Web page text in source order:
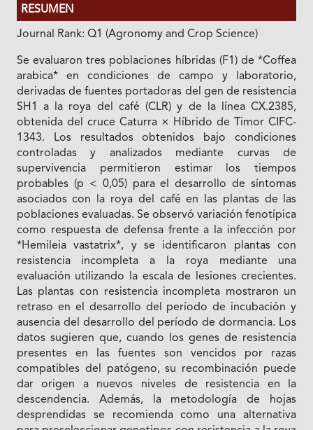
RESUMEN
Journal Rank: Q1 (Agronomy and Crop Science)
Se evaluaron tres poblaciones híbridas (F1) de *Coffea
arabica* en condiciones de campo y laboratorio,
derivadas de fuentes portadoras del gen de resistencia
SH1 a la roya del café (CLR) y de la línea CX.2385,
obtenida del cruce Caturra × Híbrido de Timor CIFC-
1343. Los resultados obtenidos bajo condiciones
controladas y analizados mediante curvas de
supervivencia permitieron estimar los tiempos
probables (p < 0,05) para el desarrollo de síntomas
asociados con la roya del café en las plantas de las
poblaciones evaluadas. Se observó variación fenotípica
como respuesta de defensa frente a la infección por
*Hemileia vastatrix*, y se identificaron plantas con
resistencia incompleta a la roya mediante una
evaluación utilizando la escala de lesiones crecientes.
Las plantas con resistencia incompleta mostraron un
retraso en el desarrollo del período de incubación y
ausencia del desarrollo del período de dormancia. Los
datos sugieren que, cuando los genes de resistencia
presentes en las fuentes son vencidos por razas
compatibles del patógeno, su recombinación puede
dar origen a nuevos niveles de resistencia en la
descendencia. Además, la metodología de hojas
desprendidas se recomienda como una alternativa